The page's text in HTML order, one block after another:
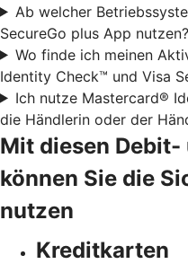
Ab welcher
SecureGo plus App nutzen?
Wo finde ich meinen
Identity Check™ und Visa
Ich nutze Mastercard®
die Händlerin oder der
Mit diesen
können Sie die
nutzen
Kreditkarten